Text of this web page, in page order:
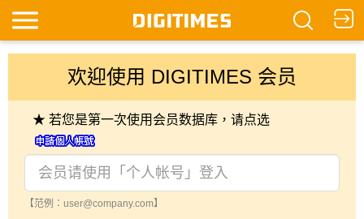
欢迎使用 DIGITIMES 会员
★ 若您是第一次使用会员数据库，请点选
【范例：user@company.com】